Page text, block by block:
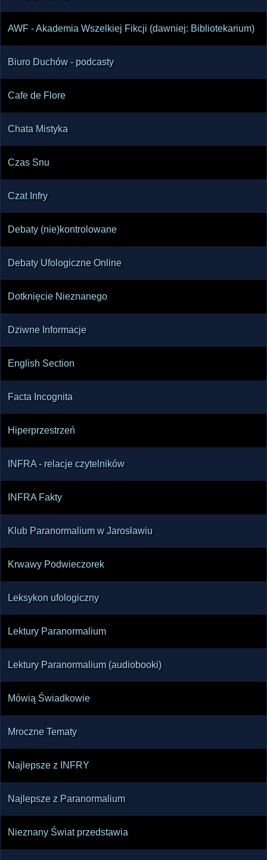
AWF - Akademia Wszelkiej Fikcji (dawniej: Bibliotekarium)
Biuro Duchów - podcasty
Cafe de Flore
Chata Mistyka
Czas Snu
Czat Infry
Debaty (nie)kontrolowane
Debaty Ufologiczne Online
Dotknięcie Nieznanego
Dziwne Informacje
English Section
Facta Incognita
Hiperprzestrzeń
INFRA - relacje czytelników
INFRA Fakty
Klub Paranormalium w Jarosławiu
Krwawy Podwieczorek
Leksykon ufologiczny
Lektury Paranormalium
Lektury Paranormalium (audiobooki)
Mówią Świadkowie
Mroczne Tematy
Najlepsze z INFRY
Najlepsze z Paranormalium
Nieznany Świat przedstawia